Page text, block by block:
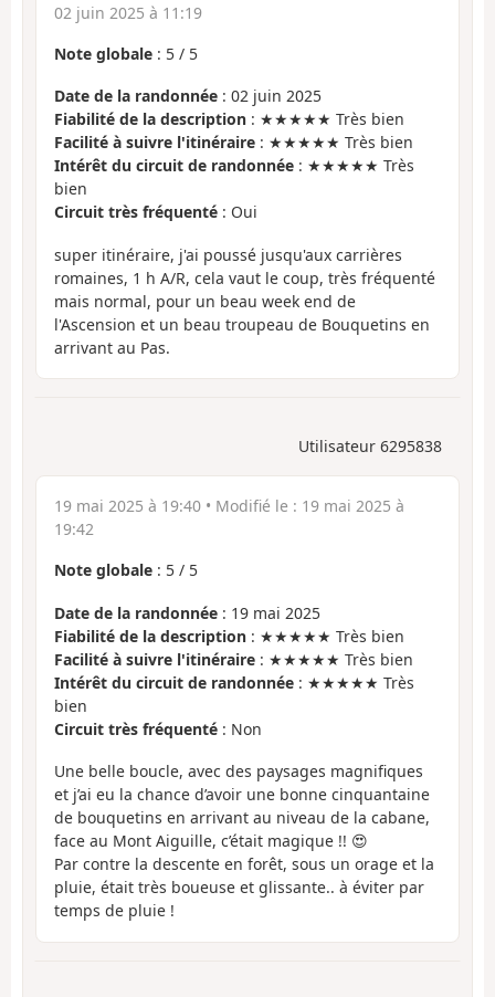
02 juin 2025 à 11:19
Note globale : 5 / 5
Date de la randonnée : 02 juin 2025
Fiabilité de la description : ★★★★★ Très bien
Facilité à suivre l'itinéraire : ★★★★★ Très bien
Intérêt du circuit de randonnée : ★★★★★ Très
bien
Circuit très fréquenté : Oui
super itinéraire, j'ai poussé jusqu'aux carrières
romaines, 1 h A/R, cela vaut le coup, très fréquenté
mais normal, pour un beau week end de
l'Ascension et un beau troupeau de Bouquetins en
arrivant au Pas.
Utilisateur 6295838
19 mai 2025 à 19:40 • Modifié le : 19 mai 2025 à
19:42
Note globale : 5 / 5
Date de la randonnée : 19 mai 2025
Fiabilité de la description : ★★★★★ Très bien
Facilité à suivre l'itinéraire : ★★★★★ Très bien
Intérêt du circuit de randonnée : ★★★★★ Très
bien
Circuit très fréquenté : Non
Une belle boucle, avec des paysages magnifiques
et j’ai eu la chance d’avoir une bonne cinquantaine
de bouquetins en arrivant au niveau de la cabane,
face au Mont Aiguille, c’était magique !! 😍
Par contre la descente en forêt, sous un orage et la
pluie, était très boueuse et glissante.. à éviter par
temps de pluie !